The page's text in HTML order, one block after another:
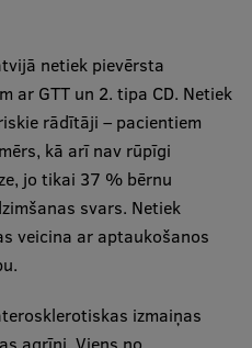
netiek pievērsta
ar GTT un 2. tipa CD. Netiek
rādītāji – pacientiem
kā arī nav rūpīgi
jo tikai 37 % bērnu
svars. Netiek
veicina ar aptaukošanos
izmaiņas